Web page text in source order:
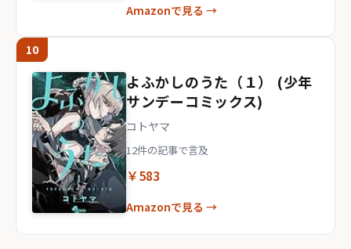
Amazonで見る →
10
よふかしのうた（１） (少年
サンデーコミックス)
コトヤマ
12件の記事で言及
￥583
Amazonで見る →